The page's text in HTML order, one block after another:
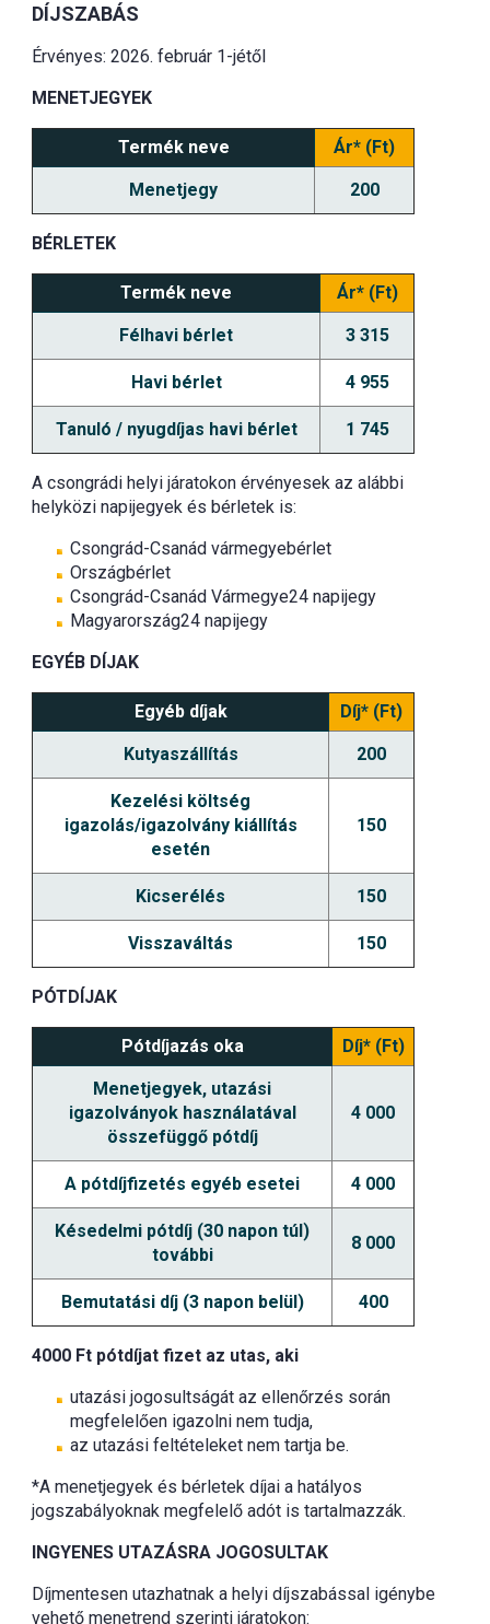
DÍJSZABÁS
Érvényes: 2026. február 1-jétől
MENETJEGYEK
Termék neve Ár* (Ft)
Menetjegy 200
BÉRLETEK
Termék neve Ár* (Ft)
Félhavi bérlet 3 315
Havi bérlet 4 955
Tanuló / nyugdíjas havi bérlet 1 745
A csongrádi helyi járatokon érvényesek az alábbi
helyközi napijegyek és bérletek is:
Csongrád-Csanád vármegyebérlet
Országbérlet
Csongrád-Csanád Vármegye24 napijegy
Magyarország24 napijegy
EGYÉB DÍJAK
Egyéb díjak Díj* (Ft)
Kutyaszállítás 200
Kezelési költség
igazolás/igazolvány kiállítás
esetén
150
Kicserélés 150
Visszaváltás 150
PÓTDÍJAK
Pótdíjazás oka Díj* (Ft)
Menetjegyek, utazási
igazolványok használatával
összefüggő pótdíj
4 000
A pótdíjfizetés egyéb esetei 4 000
Késedelmi pótdíj (30 napon túl)
további
8 000
Bemutatási díj (3 napon belül) 400
4000 Ft pótdíjat fizet az utas, aki
utazási jogosultságát az ellenőrzés során
megfelelően igazolni nem tudja,
az utazási feltételeket nem tartja be.
*A menetjegyek és bérletek díjai a hatályos
jogszabályoknak megfelelő adót is tartalmazzák.
INGYENES UTAZÁSRA JOGOSULTAK
Díjmentesen utazhatnak a helyi díjszabással igénybe
vehető menetrend szerinti járatokon: